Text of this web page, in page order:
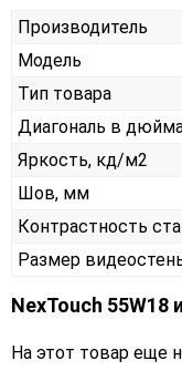
Производитель
Модель
Тип товара
Диагональ в
Яркость, кд/м2
Шов, мм
Контрастность
Размер
NexTouch 55W18
На этот товар еще